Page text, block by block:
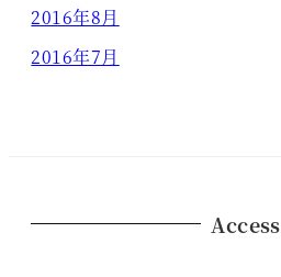
2016年8月
2016年7月
Access